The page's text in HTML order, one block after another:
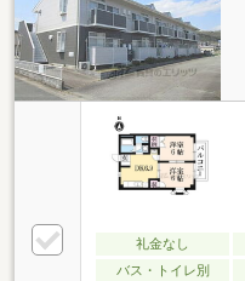
礼金なし
バス・トイレ別